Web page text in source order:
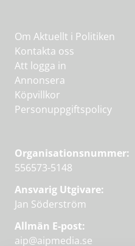
Om Aktuellt i Politiken
Kontakta oss
Att logga in
Annonsera
Köpvillkor
Personuppgiftspolicy
Organisationsnummer:
556573-5148
Ansvarig Utgivare:
Jan Söderström
Allmän E-post:
aip@aipmedia.se